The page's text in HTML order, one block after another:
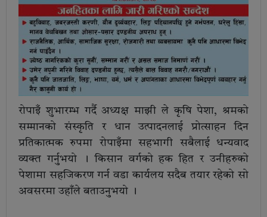
रोपाइँ शुभारम्भ गर्दै अध्यक्ष माझी ले कृषि पेशा, श्रमको
सम्मानको संस्कृति र धान उत्पादनलाई प्रोत्साहन दिन
प्रतिकात्मक रुपमा रोपाइँमा सहभागी सबैलाई धन्यवाद
व्यक्त गर्नुभयो । किसान वर्गको हक हित र उनीहरुको
पेशामा सहजिकरण गर्न वडा कार्यलय सदैब तयार रहेको सो
अवसरमा उहाँले बताउनुभयो ।